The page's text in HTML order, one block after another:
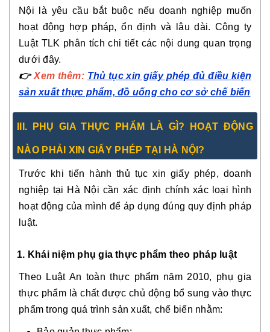
Nội là yêu cầu bắt buộc nếu doanh nghiệp muốn
hoạt động hợp pháp, ổn định và lâu dài. Công ty
Luật TLK phân tích chi tiết các nội dung quan trọng
dưới đây.
👉Xem thêm: Thủ tục xin giấy phép đủ điều kiện
sản xuất thực phẩm, đồ uống cho cơ sở chế biến
III. PHỤ GIA THỰC PHẨM LÀ GÌ? HOẠT ĐỘNG
NÀO PHẢI XIN GIẤY PHÉP TẠI HÀ NỘI?
Trước khi tiến hành thủ tục xin giấy phép, doanh
nghiệp tại Hà Nội cần xác định chính xác loại hình
hoạt động của mình để áp dụng đúng quy định pháp
luật.
1. Khái niệm phụ gia thực phẩm theo pháp luật
Theo Luật An toàn thực phẩm năm 2010, phụ gia
thực phẩm là chất được chủ động bổ sung vào thực
phẩm trong quá trình sản xuất, chế biến nhằm: